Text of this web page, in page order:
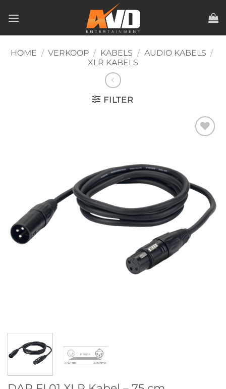
naar
HOME / VERKOOP / KABELS / AUDIO KABELS /
XLR KABELS
FILTER